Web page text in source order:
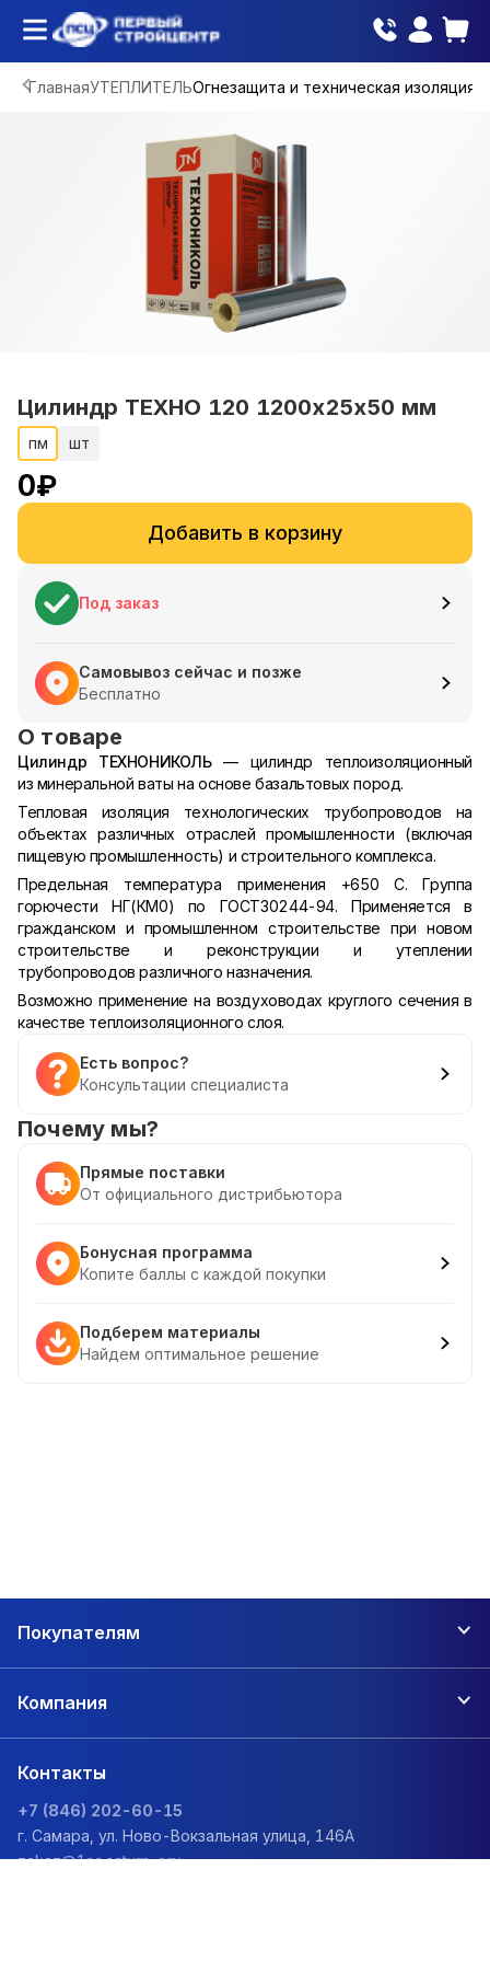
ГлавнаяУТЕПЛИТЕЛЬОгнезащита и техническая изоляция
Цилиндр ТЕХНО 120 1200х25х50 мм
пм шт
0₽
Добавить в корзину
Под заказ
Самовывоз сейчас и позже
Бесплатно
О товаре
Цилиндр ТЕХНОНИКОЛЬ— цилиндр теплоизоляционный
из минеральной ваты на основе базальтовых пород.
Тепловая изоляция технологических трубопроводов на
объектах различных отраслей промышленности (включая
пищевую промышленность) и строительного комплекса.
Предельная температура применения +650 С. Группа
горючести НГ(КМ0) по ГОСТ30244-94. Применяется в
гражданском и промышленном строительстве при новом
строительстве и реконструкции и утеплении
трубопроводов различного назначения.
Возможно применение на воздуховодах круглого сечения в
качестве теплоизоляционного слоя.
Есть вопрос?
Консультации специалиста
Почему мы?
Прямые поставки
От официального дистрибьютора
Бонусная программа
Копите баллы с каждой покупки
Подберем материалы
Найдем оптимальное решение
Покупателям
Компания
Контакты
+7 (846) 202-60-15
г. Самара, ул. Ново-Вокзальная улица, 146А
zakaz@1sc.saturn-r.ru